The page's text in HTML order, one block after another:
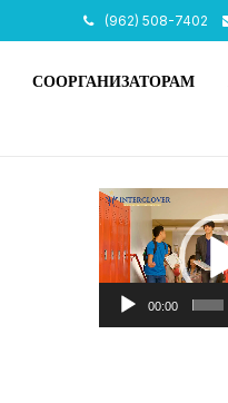
(962) 508-7402
СООРГАНИЗАТОРАМ
Видеоплеер
00:00